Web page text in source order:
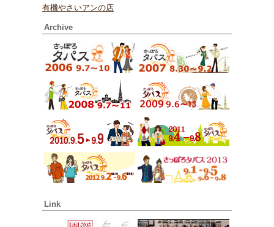
有機やさいアンの店
Archive
Link